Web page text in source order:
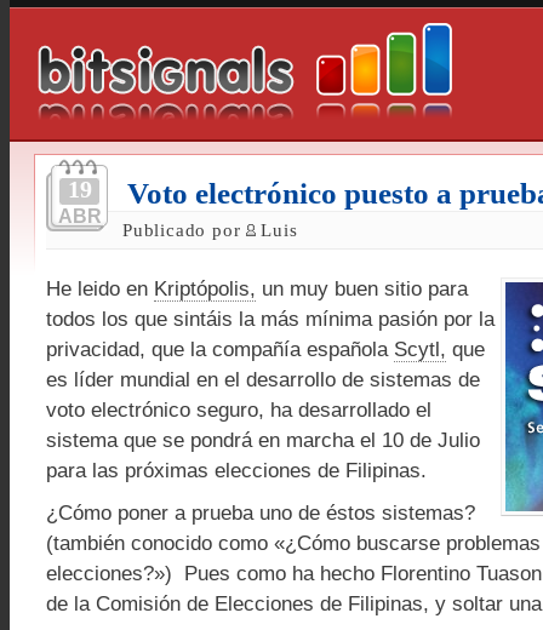
19
ABR
Voto electrónico puesto a
Publicado por Luis
He leido en Kriptópolis, un muy buen sitio para
todos los que sintáis la más mínima pasión por la
privacidad, que la compañía española Scytl, que
es líder mundial en el desarrollo de sistemas de
voto electrónico seguro, ha desarrollado el
sistema que se pondrá en marcha el 10 de Julio
para las próximas elecciones de Filipinas.
¿Cómo poner a prueba uno de éstos sistemas?
(también conocido como «¿Cómo buscarse
elecciones?») Pues como ha hecho Florentino
de la Comisión de Elecciones de Filipinas, y soltar